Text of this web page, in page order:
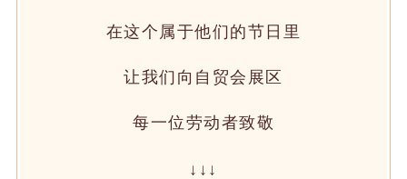
在这个属于他们的节日里
让我们向自贸会展区
每一位劳动者致敬
↓↓↓